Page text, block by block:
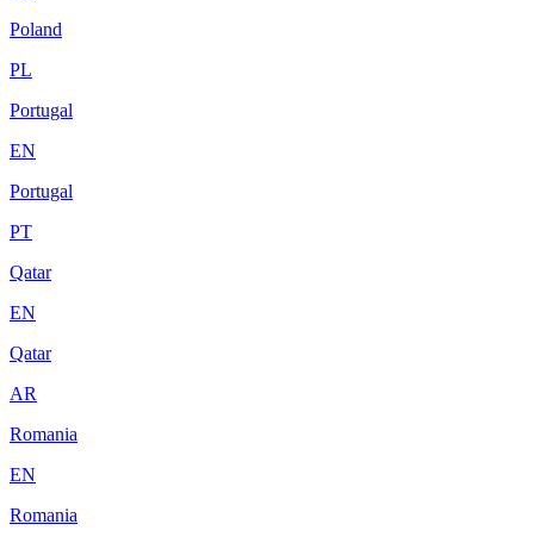
Poland
PL
Portugal
EN
Portugal
PT
Qatar
EN
Qatar
AR
Romania
EN
Romania